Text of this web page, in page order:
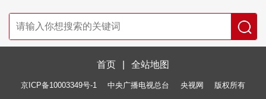
首页 全站地图
京ICP备10003349号-1 中央广播电视总台 央视网 版权所有